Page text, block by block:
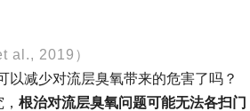
al., 2019）
减少对流层臭氧带来的危害了吗？
根治对流层臭氧问题可能无法各扫门